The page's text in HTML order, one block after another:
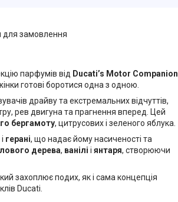
для замовлення
парфумів від Ducati’s Motor Companion
готові боротися одна з одною.
драйву та екстремальних відчуттів,
рев двигуна та прагнення вперед. Цей
бергамоту, цитрусових і зеленого яблука.
і герані, що надає йому насиченості та
дерева, ванілі і янтаря, створюючи
захоплює подих, як і сама концепція
Ducati.